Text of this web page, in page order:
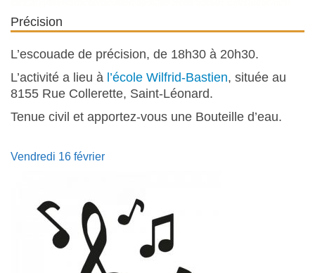
Précision
L’escouade de précision, de 18h30 à 20h30.
L’activité a lieu à l’école Wilfrid-Bastien, située au
8155 Rue Collerette, Saint-Léonard.
Tenue civil et apportez-vous une Bouteille d’eau.
Vendredi 16 février